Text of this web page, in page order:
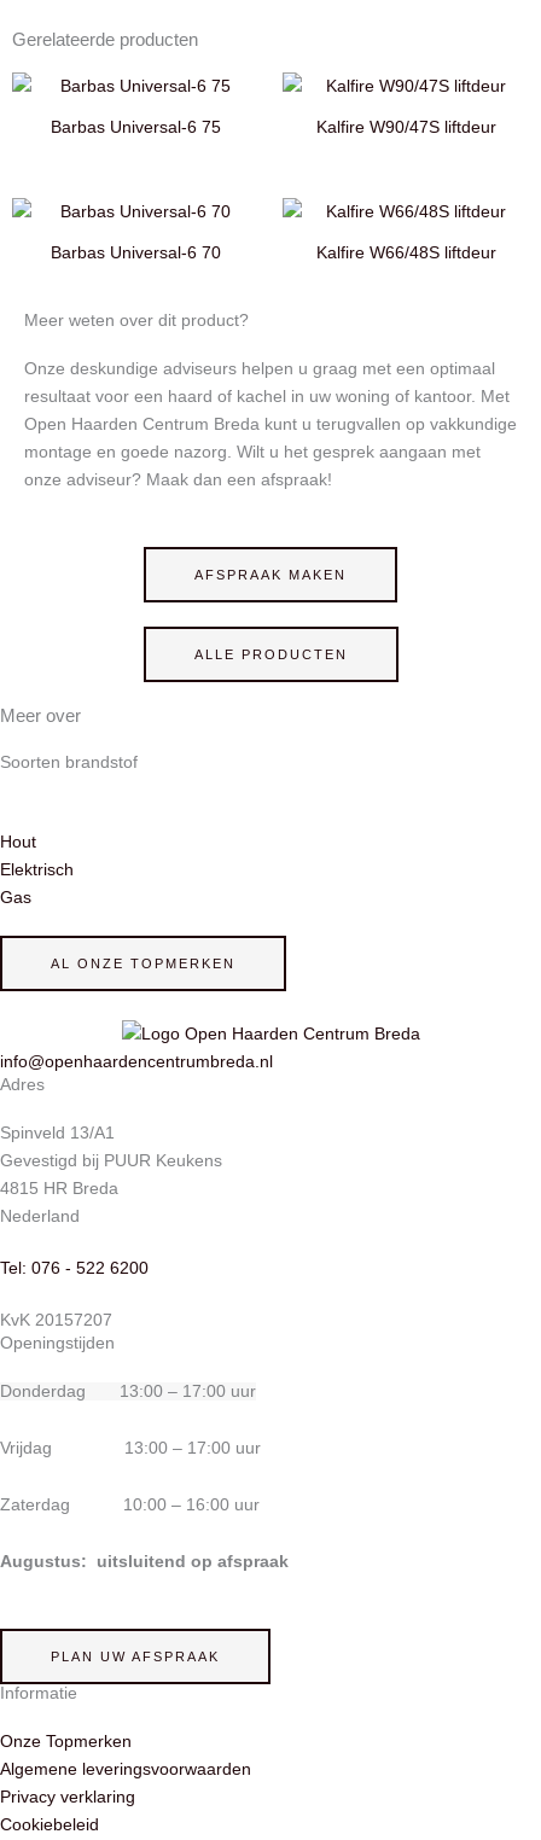
Gerelateerde producten
Barbas Universal-6 75 Kalfire W90/47S liftdeur
Barbas Universal-6 70 Kalfire W66/48S liftdeur
Meer weten over dit product?
Onze deskundige adviseurs helpen u graag met een optimaal
resultaat voor een haard of kachel in uw woning of kantoor. Met
Open Haarden Centrum Breda kunt u terugvallen op vakkundige
montage en goede nazorg. Wilt u het gesprek aangaan met
onze adviseur? Maak dan een afspraak!
AFSPRAAK MAKEN
ALLE PRODUCTEN
Meer over
Soorten brandstof
Hout
Elektrisch
Gas
AL ONZE TOPMERKEN
info@openhaardencentrumbreda.nl
Adres
Spinveld 13/A1
Gevestigd bij PUUR Keukens
4815 HR Breda
Nederland
Tel: 076 - 522 6200
KvK 20157207
Openingstijden
Donderdag 13:00 – 17:00 uur
Vrijdag 13:00 – 17:00 uur
Zaterdag 10:00 – 16:00 uur
Augustus: uitsluitend op afspraak
PLAN UW AFSPRAAK
Informatie
Onze Topmerken
Algemene leveringsvoorwaarden
Privacy verklaring
Cookiebeleid